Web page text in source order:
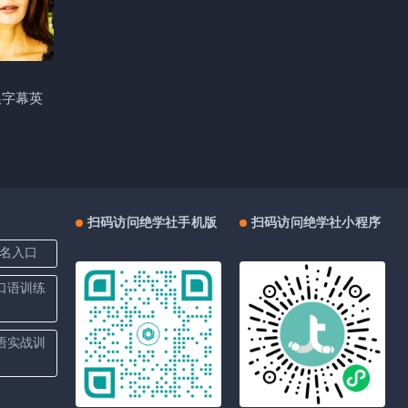
幕英
入口
语训练
战训
扫码访问绝学社手机版 扫码访问绝学社小程序